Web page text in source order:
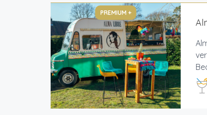
PREMIUM +